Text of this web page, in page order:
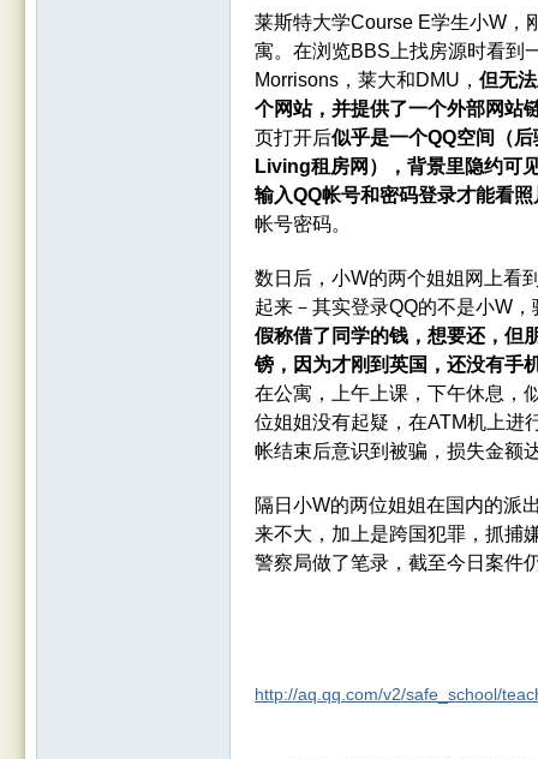
莱斯特大学Course E学生小W，
寓。在浏览BBS上找房源时看到
Morrisons，莱大和DMU， 但无
个网站，并提供了一个外部网站
页打开后似乎是一个QQ空间（
Living租房网），背景里隐约可
输入QQ帐号和密码登录才能看照
帐号密码。
数日后，小W的两个姐姐网上看
起来－其实登录QQ的不是小W
假称借了同学的钱，想要还，但
镑，因为才刚到英国，还没有手
在公寓，上午上课，下午休息，
位姐姐没有起疑，在ATM机上进
帐结束后意识到被骗，损失金额
隔日小W的两位姐姐在国内的派
来不大，加上是跨国犯罪，抓捕
警察局做了笔录，截至今日案件
http://aq.qq.com/v2/safe_school/